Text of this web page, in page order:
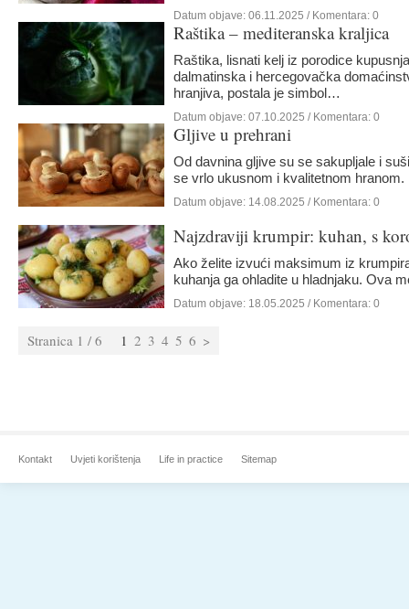
Datum objave: 06.11.2025 / Komentara: 0
Raštika – mediteranska kraljica
Raštika, lisnati kelj iz porodice
dalmatinska i hercegovačka
hranjiva, postala je simbol…
Datum objave: 07.10.2025 / Komentara: 0
Gljive u prehrani
Od davnina gljive su se sakupljale i
se vrlo ukusnom i kvalitetnom
Datum objave: 14.08.2025 / Komentara: 0
Najzdraviji krumpir: kuhan, s
Ako želite izvući maksimum iz
kuhanja ga ohladite u hladnjaku. Ova
Datum objave: 18.05.2025 / Komentara: 0
Stranica 1 / 6 1 2 3 4 5 6 >
Kontakt Uvjeti korištenja Life in practice Sitemap